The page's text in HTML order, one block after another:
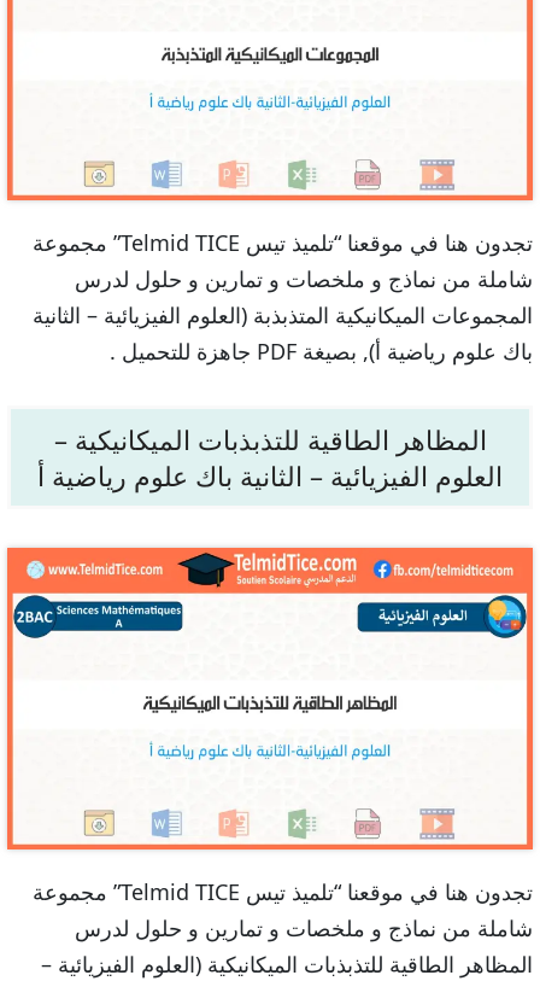
تجدون هنا في موقعنا “تلميذ تيس Telmid TICE” مجموعة
شاملة من نماذج و ملخصات و تمارين و حلول لدرس
المجموعات الميكانيكية المتذبذبة (العلوم الفيزيائية – الثانية
باك علوم رياضية أ), بصيغة PDF جاهزة للتحميل .
المظاهر الطاقية للتذبذبات الميكانيكية –
العلوم الفيزيائية – الثانية باك علوم رياضية أ
تجدون هنا في موقعنا “تلميذ تيس Telmid TICE” مجموعة
شاملة من نماذج و ملخصات و تمارين و حلول لدرس
المظاهر الطاقية للتذبذبات الميكانيكية (العلوم الفيزيائية –